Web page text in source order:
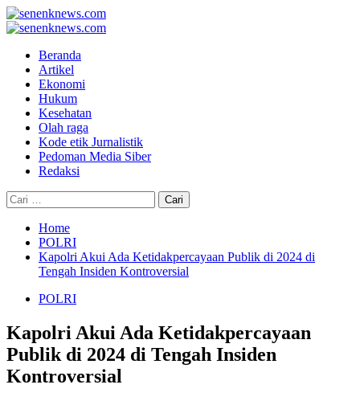
Skip
to
Primary
Beranda
Artikel
Ekonomi
Hukum
Kesehatan
Olah raga
Kode etik Jurnalistik
Pedoman Media Siber
Redaksi
Cari
untuk:
Home
POLRI
Kapolri Akui Ada Ketidakpercayaan Publik di 2024 di
Tengah Insiden Kontroversial
POLRI
Kapolri Akui Ada Ketidakpercayaan
Publik di 2024 di Tengah Insiden
Kontroversial